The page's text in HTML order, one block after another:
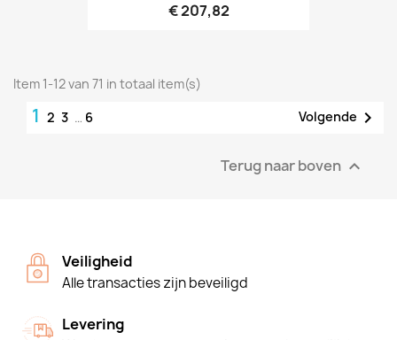
€ 207,82
Item 1-12 van 71 in totaal item(s)
1 2 3 … 6 Volgende 
Terug naar boven 
Veiligheid
Alle transacties zijn beveiligd
Levering